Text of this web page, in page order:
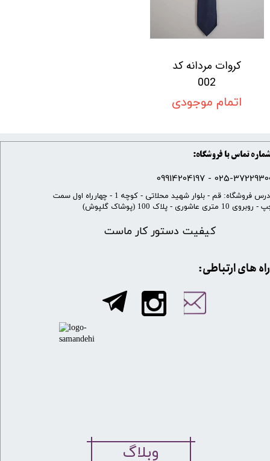
کروات مردانه کد
002
اتمام موجودی
شماره تماس با فروشگاه:
025-37229300 -
کیفیت دستور کار ماست
​آدرس فروشگاه: قم - بلوار شهید محلاتی - کوچه 1 - چهارراه اول سمت
10 متری عاشوری - پلاک 100 (پوشاک گلپوش)
​​راه های ارتباطی:
وبلاگ